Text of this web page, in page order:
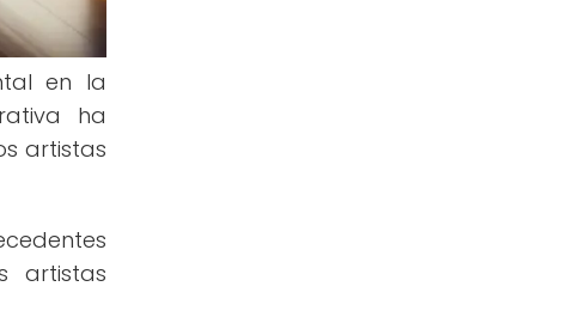
en la
ha
artistas
artistas